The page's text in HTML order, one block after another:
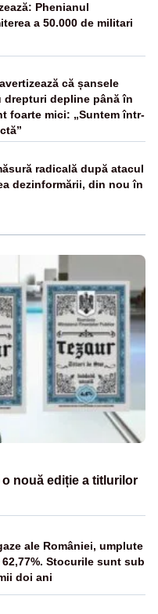
Phenianul
a 50.000 de militari
că șansele
drepturi depline până în
foarte mici: „Suntem într-
radicală după atacul
dezinformării, din nou în
nouă ediție a titlurilor
ale României, umplute
Stocurile sunt sub
doi ani